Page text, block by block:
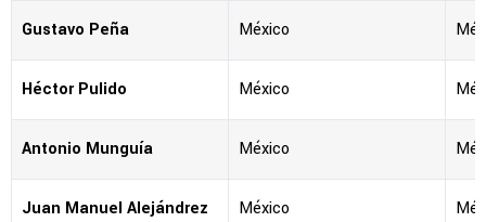
Gustavo Peña México
Héctor Pulido México
Antonio Munguía México
Juan Manuel Alejándrez México